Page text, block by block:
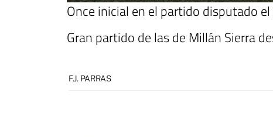
Once inicial en el partido disputado
Gran partido de las de Millán Sierra
F.J. PARRAS